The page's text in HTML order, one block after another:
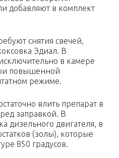
добавляют в комплект
снятия свечей,
Эдиал. В
в камере
повышенной
режиме.
влить препарат в
заправкой. В
дизельного двигателя, в
(золы), которые
850 градусов.